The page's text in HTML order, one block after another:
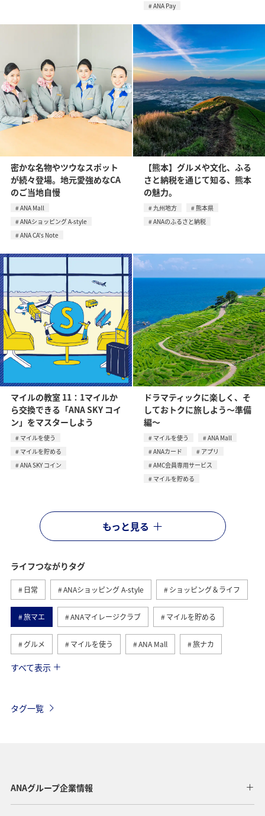
ANA Pay
密かな名物やツウなスポット
が続々登場。地元愛強めなCA
のご当地自慢
ANA Mall
ANAショッピング A-style
ANA CA's Note
【熊本】グルメや文化、ふる
さと納税を通じて知る、熊本
の魅力。
九州地方
熊本県
ANAのふるさと納税
マイルの教室 11：1マイルか
ら交換できる「ANA SKY コイ
ン」をマスターしよう
マイルを使う
マイルを貯める
ANA SKY コイン
ドラマティックに楽しく、そ
しておトクに旅しよう～準備
編～
マイルを使う
ANA Mall
ANAカード
アプリ
AMC会員専用サービス
マイルを貯める
もっと見る
ライフつながりタグ
日常 ANAショッピング A-style ショッピング＆ライフ
旅マエ ANAマイレージクラブ マイルを貯める
グルメ マイルを使う ANA Mall 旅ナカ
トラベル
アプリ ワイン
すべて表示
タグ一覧
ANAグループ企業情報